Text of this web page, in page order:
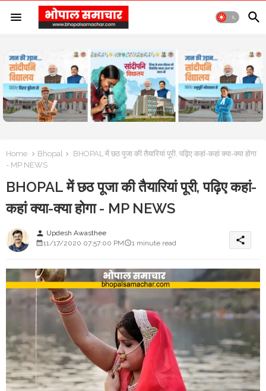
Home Bhopal
BHOPAL में छठ पूजा की तैयारियां पूरी, पढ़िए कहां-कहां क्या-क्या होगा
- MP NEWS
BHOPAL में छठ पूजा की तैयारियां पूरी, पढ़िए कहां-
कहां क्या-क्या होगा - MP NEWS
person Updesh Awasthee
11/17/2020 07:57:00 PM
1 minute read share